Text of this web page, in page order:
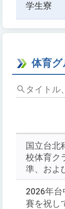
学生寮
体育
タ
イ
キ
ド
国立台北
校体育ク
準、およ
2026年
賽を祝し